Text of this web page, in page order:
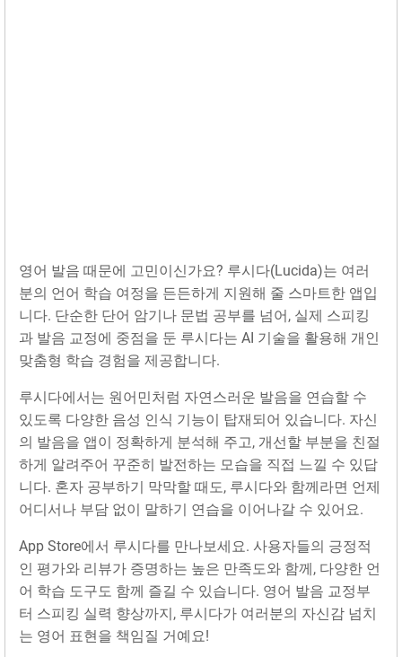
영어 발음 때문에 고민이신가요? 루시다(Lucida)는 여러
분의 언어 학습 여정을 든든하게 지원해 줄 스마트한 앱입
니다. 단순한 단어 암기나 문법 공부를 넘어, 실제 스피킹
과 발음 교정에 중점을 둔 루시다는 AI 기술을 활용해 개인
맞춤형 학습 경험을 제공합니다.
루시다에서는 원어민처럼 자연스러운 발음을 연습할 수
있도록 다양한 음성 인식 기능이 탑재되어 있습니다. 자신
의 발음을 앱이 정확하게 분석해 주고, 개선할 부분을 친절
하게 알려주어 꾸준히 발전하는 모습을 직접 느낄 수 있답
니다. 혼자 공부하기 막막할 때도, 루시다와 함께라면 언제
어디서나 부담 없이 말하기 연습을 이어나갈 수 있어요.
App Store에서 루시다를 만나보세요. 사용자들의 긍정적
인 평가와 리뷰가 증명하는 높은 만족도와 함께, 다양한 언
어 학습 도구도 함께 즐길 수 있습니다. 영어 발음 교정부
터 스피킹 실력 향상까지, 루시다가 여러분의 자신감 넘치
는 영어 표현을 책임질 거예요!